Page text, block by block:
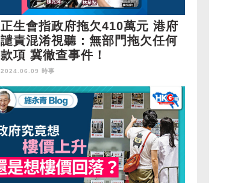
正生會指政府拖欠410萬元 港府
譴責混淆視聽：無部門拖欠任何
款項 冀徹查事件！
2024.06.09 時事